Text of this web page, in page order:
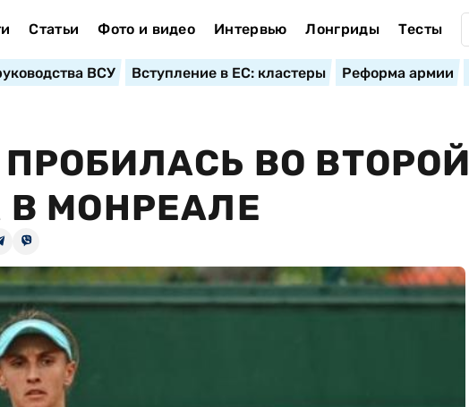
Статьи Фото и видео Интервью Лонгриды Тесты
ВСУ Вступление в ЕС: кластеры Реформа армии
ВО ВТОРОЙ
В МОНРЕАЛЕ